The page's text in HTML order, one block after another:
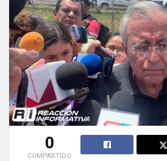
0
COMPARTIDO